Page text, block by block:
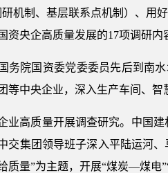
机制、基层联系点机制）、用
资央企高质量发展的17项调研内
务院国资委党委委员先后到南
等中央企业，深入生产车间、
业高质量开展调查研究。中国
交集团领导班子深入平陆运河
质量”为主题，开展“煤炭—煤电